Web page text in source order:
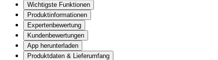
Wichtigste Funktionen
Produktinformationen
Expertenbewertung
Kundenbewertungen
App herunterladen
Produktdaten & Lieferumfang